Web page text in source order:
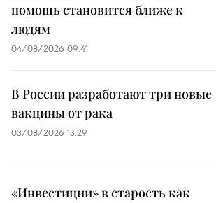
помощь становится ближе к
людям
04/08/2026 09:41
В России разработают три новые
вакцины от рака
03/08/2026 13:29
«Инвестиции» в старость как